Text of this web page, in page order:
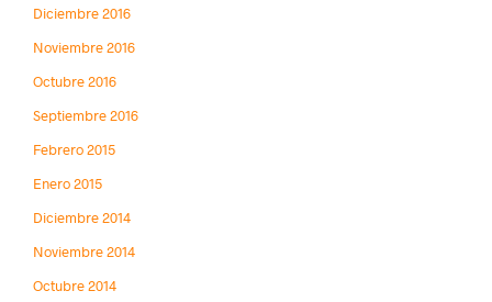
Diciembre 2016
Noviembre 2016
Octubre 2016
Septiembre 2016
Febrero 2015
Enero 2015
Diciembre 2014
Noviembre 2014
Octubre 2014